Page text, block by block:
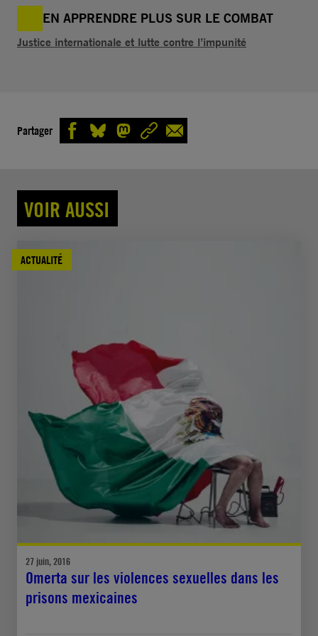
EN APPRENDRE PLUS SUR LE COMBAT
Justice internationale et lutte contre l’impunité
Partager
VOIR AUSSI
ACTUALITÉ
27 juin, 2016
Omerta sur les violences sexuelles dans les
prisons mexicaines